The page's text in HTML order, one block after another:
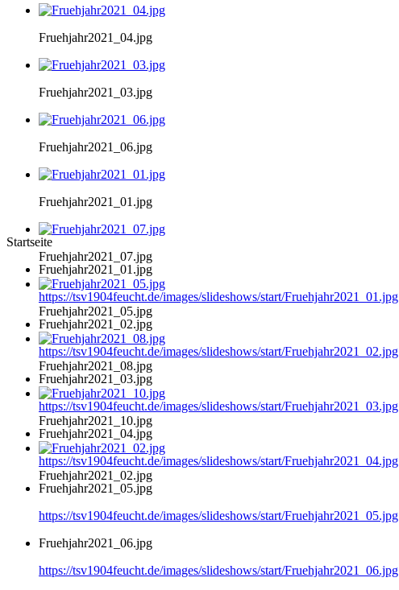
Fruehjahr2021_04.jpg
Fruehjahr2021_03.jpg
Fruehjahr2021_06.jpg
Fruehjahr2021_01.jpg
Fruehjahr2021_07.jpg
Fruehjahr2021_05.jpg
Fruehjahr2021_08.jpg
Fruehjahr2021_10.jpg
Fruehjahr2021_02.jpg
Startseite
Fruehjahr2021_01.jpg
https://tsv1904feucht.de/images/slideshows/start/Fruehjahr2021_01.jpg
Fruehjahr2021_02.jpg
https://tsv1904feucht.de/images/slideshows/start/Fruehjahr2021_02.jpg
Fruehjahr2021_03.jpg
https://tsv1904feucht.de/images/slideshows/start/Fruehjahr2021_03.jpg
Fruehjahr2021_04.jpg
https://tsv1904feucht.de/images/slideshows/start/Fruehjahr2021_04.jpg
Fruehjahr2021_05.jpg
https://tsv1904feucht.de/images/slideshows/start/Fruehjahr2021_05.jpg
Fruehjahr2021_06.jpg
https://tsv1904feucht.de/images/slideshows/start/Fruehjahr2021_06.jpg